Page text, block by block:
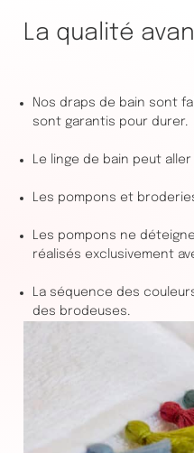
La qualité
Nos draps de bain sont
sont garantis pour durer.
Le linge de bain peut
Les pompons et
Les pompons ne
réalisés exclusivement
La séquence des
des brodeuses.